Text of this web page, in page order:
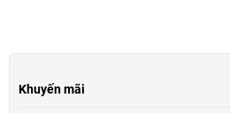
Khuyến mãi